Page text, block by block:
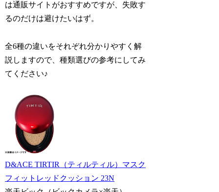
は通販サイトがおすすめですが、失敗す
るのだけは避けたいはず。
全6種の違いをそれぞれ分かりやすく解
説しますので、種類選びの参考にしてみ
てください♪
D&ACE TIRTIR（ティルティル）マスク
フィットレッドクッション 23N